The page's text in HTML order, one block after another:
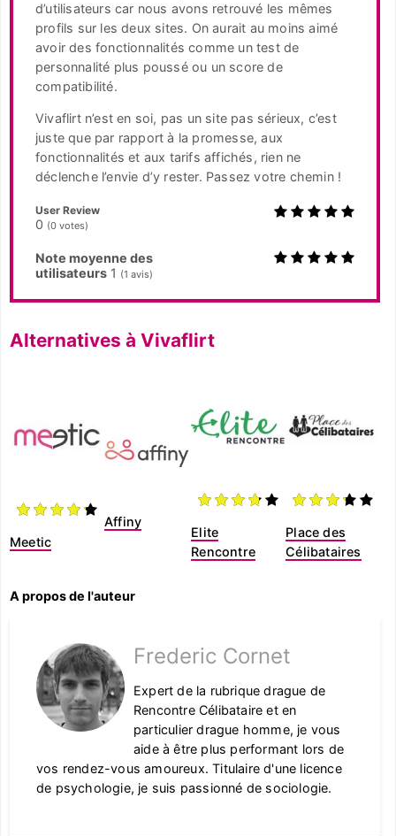
d’utilisateurs car nous avons retrouvé les mêmes
profils sur les deux sites. On aurait au moins aimé
avoir des fonctionnalités comme un test de
personnalité plus poussé ou un score de
compatibilité.
Vivaflirt n’est en soi, pas un site pas sérieux, c’est
juste que par rapport à la promesse, aux
fonctionnalités et aux tarifs affichés, rien ne
déclenche l’envie d’y rester. Passez votre chemin !
User Review
0 (0 votes)
Note moyenne des
utilisateurs 1 (1 avis)
Alternatives à Vivaflirt
Meetic
Affiny
Elite
Rencontre
Place des
Célibataires
A propos de l'auteur
Frederic Cornet
Expert de la rubrique drague de
Rencontre Célibataire et en
particulier drague homme, je vous
aide à être plus performant lors de
vos rendez-vous amoureux. Titulaire d'une licence
de psychologie, je suis passionné de sociologie.